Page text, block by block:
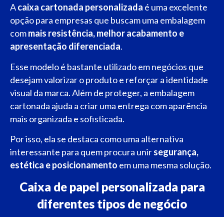
Acaixa cartonada personalizada é uma excelente
opção para empresas que buscam uma embalagem
commais resistência, melhor acabamento e
apresentação diferenciada.
Esse modelo é bastante utilizado em negócios que
desejam valorizar o produto e reforçar a identidade
visual da marca. Além de proteger, a embalagem
cartonada ajuda a criar uma entrega com aparência
mais organizada e sofisticada.
Por isso, ela se destaca como uma alternativa
interessante para quem procura unirsegurança,
estética e posicionamento em uma mesma solução.
Caixa de papel personalizada para
diferentes tipos de negócio